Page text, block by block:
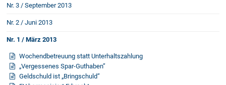
Checkliste: GmbH-Gründung
Checkliste: Gewerbeanm. durch jur.
Kontakt
Nr. 3 / September 2013
Nr. 2 / Juni 2013
Nr. 1 / März 2013
Wochendbetreuung statt Unterhaltszahlung
„Vergessenes Spar-Guthaben”
Geldschuld ist „Bringschuld”